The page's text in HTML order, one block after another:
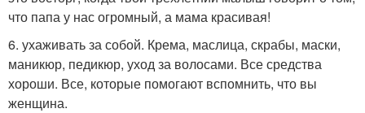
что папа у нас огромный, а мама красивая!
6. ухаживать за собой. Крема, маслица, скрабы, маски,
маникюр, педикюр, уход за волосами. Все средства
хороши. Все, которые помогают вспомнить, что вы
женщина.